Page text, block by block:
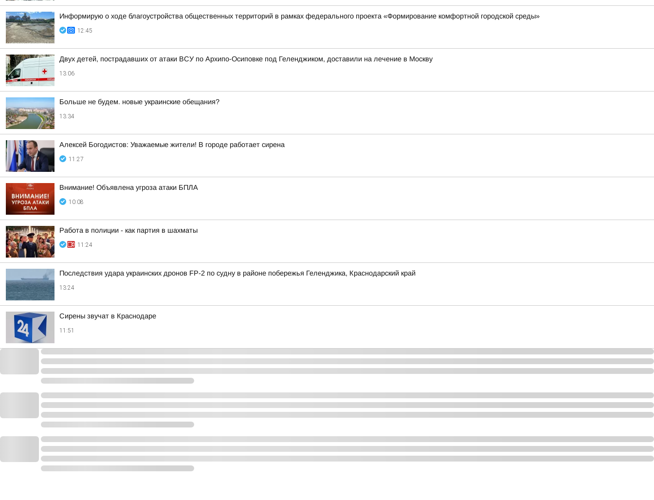
Информирую о ходе благоустройства общественных территорий в рамках федерального проекта «Формирование комфортной городской среды»
12:45
Двух детей, пострадавших от атаки ВСУ по Архипо-Осиповке под Геленджиком, доставили на лечение в Москву
13:06
Больше не будем. новые украинские обещания?
13:34
Алексей Богодистов: Уважаемые жители! В городе работает сирена
11:27
Внимание! Объявлена угроза атаки БПЛА
10:08
Работа в полиции - как партия в шахматы
11:24
Последствия удара украинских дронов FP-2 по судну в районе побережья Геленджика, Краснодарский край
13:24
Сирены звучат в Краснодаре
11:51